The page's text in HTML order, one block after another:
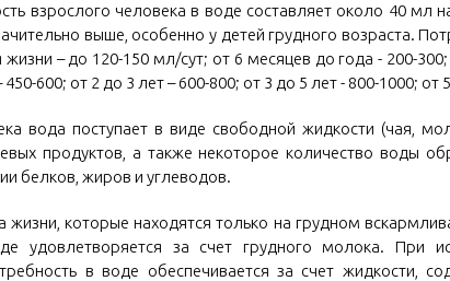
взрослого человека в воде составляет около 40 мл
выше, особенно у детей грудного возраста.
– до 120-150 мл/сут; от 6 месяцев до года - 200-
450-600; от 2 до 3 лет – 600-800; от 3 до 5 лет - 800-1000; от
вода поступает в виде свободной жидкости (чая,
продуктов, а также некоторое количество воды
белков, жиров и углеводов.
жизни, которые находятся только на грудном
удовлетворяется за счет грудного молока. При
в воде обеспечивается за счет жидкости,